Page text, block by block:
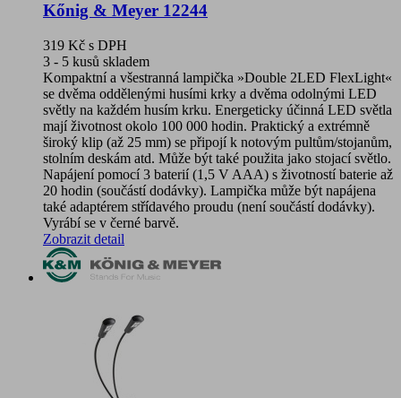
Kőnig & Meyer 12244
319 Kč s DPH
3 - 5 kusů skladem
Kompaktní a všestranná lampička »Double 2LED FlexLight«
se dvěma oddělenými husími krky a dvěma odolnými LED
světly na každém husím krku. Energeticky účinná LED světla
mají životnost okolo 100 000 hodin. Praktický a extrémně
široký klip (až 25 mm) se připojí k notovým pultům/stojanům,
stolním deskám atd. Může být také použita jako stojací světlo.
Napájení pomocí 3 baterií (1,5 V AAA) s životností baterie až
20 hodin (součástí dodávky). Lampička může být napájena
také adaptérem střídavého proudu (není součástí dodávky).
Vyrábí se v černé barvě.
Zobrazit detail